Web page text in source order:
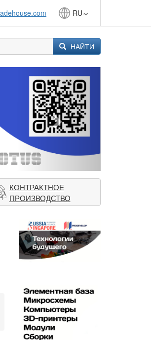
RU
НАЙТИ
Next
КОНТРАКТНОЕ
ПРОИЗВОДСТВО